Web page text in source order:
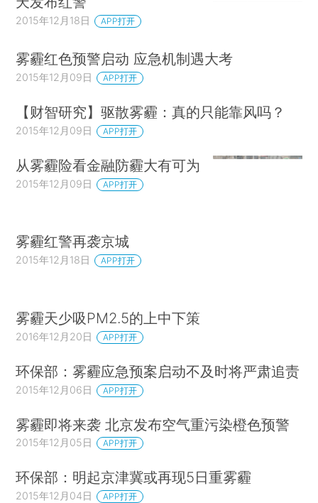
2015年12月18日 APP打开
雾霾红色预警启动 应急机制遇大考
2015年12月09日 APP打开
【财智研究】驱散雾霾：真的只能靠风吗？
2015年12月09日 APP打开
从雾霾险看金融防霾大有可为
2015年12月09日 APP打开
雾霾红警再袭京城
2015年12月18日 APP打开
雾霾天少吸PM2.5的上中下策
2016年12月20日 APP打开
环保部：雾霾应急预案启动不及时将严肃追责
2015年12月06日 APP打开
雾霾即将来袭 北京发布空气重污染橙色预警
2015年12月05日 APP打开
环保部：明起京津冀或再现5日重雾霾
2015年12月04日 APP打开